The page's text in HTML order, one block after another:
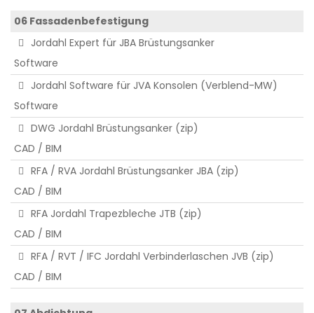
06 Fassadenbefestigung
Jordahl Expert für JBA Brüstungsanker
Software
Jordahl Software für JVA Konsolen (Verblend-MW)
Software
DWG Jordahl Brüstungsanker (zip)
CAD / BIM
RFA / RVA Jordahl Brüstungsanker JBA (zip)
CAD / BIM
RFA Jordahl Trapezbleche JTB (zip)
CAD / BIM
RFA / RVT / IFC Jordahl Verbinderlaschen JVB (zip)
CAD / BIM